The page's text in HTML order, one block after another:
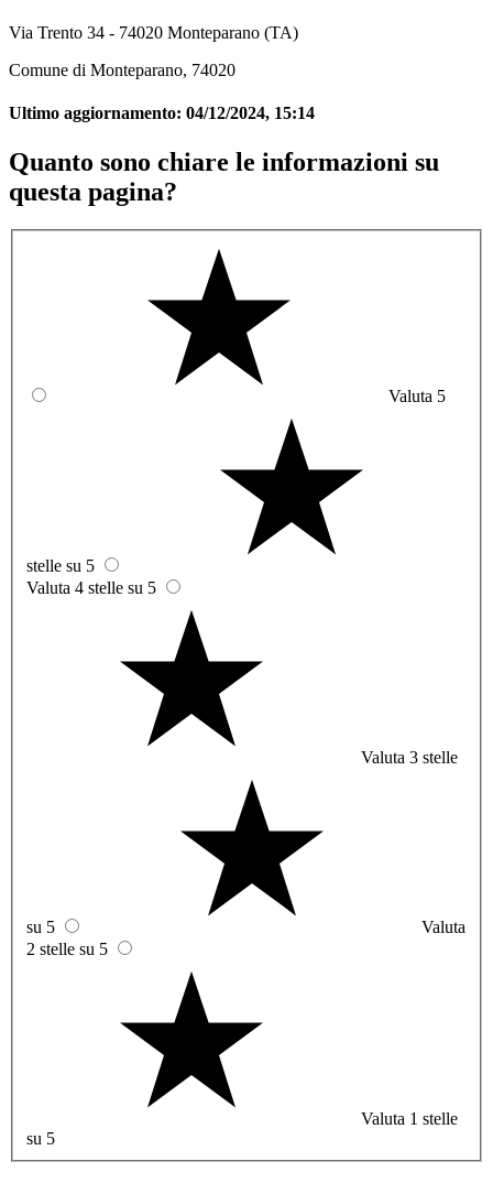
Via Trento 34 - 74020 Monteparano (TA)
Comune di Monteparano, 74020
Ultimo aggiornamento: 04/12/2024, 15:14
Quanto sono chiare le informazioni su
questa pagina?
Valuta 5
stelle su 5
Valuta 4 stelle su 5
Valuta 3 stelle
su 5
Valuta
2 stelle su 5
Valuta 1 stelle
su 5